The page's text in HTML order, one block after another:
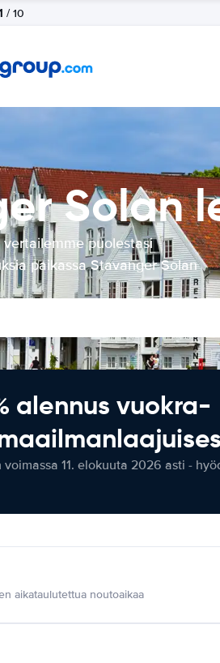
/ 10
Solan
puolestasi
paikassa Stavanger Solan
alennus vuokra-
11. elokuuta 2026 asti -
aikataulutettua noutoaikaa